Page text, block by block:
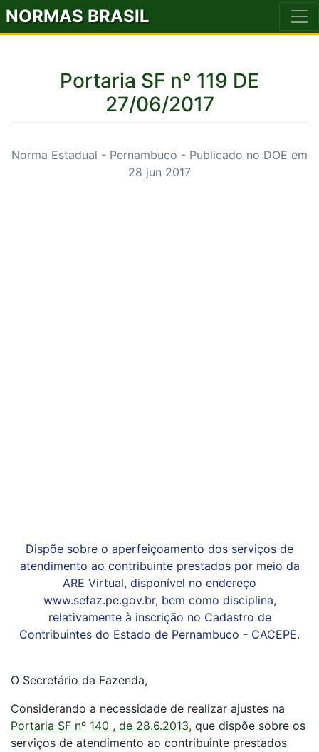
NORMAS BRASIL
Portaria SF nº 119 DE
27/06/2017
Norma Estadual - Pernambuco - Publicado no DOE em
28 jun 2017
Dispõe sobre o aperfeiçoamento dos serviços de
atendimento ao contribuinte prestados por meio da
ARE Virtual, disponível no endereço
www.sefaz.pe.gov.br, bem como disciplina,
relativamente à inscrição no Cadastro de
Contribuintes do Estado de Pernambuco - CACEPE.
O Secretário da Fazenda,
Considerando a necessidade de realizar ajustes na
Portaria SF nº 140 , de 28.6.2013, que dispõe sobre os
serviços de atendimento ao contribuinte prestados